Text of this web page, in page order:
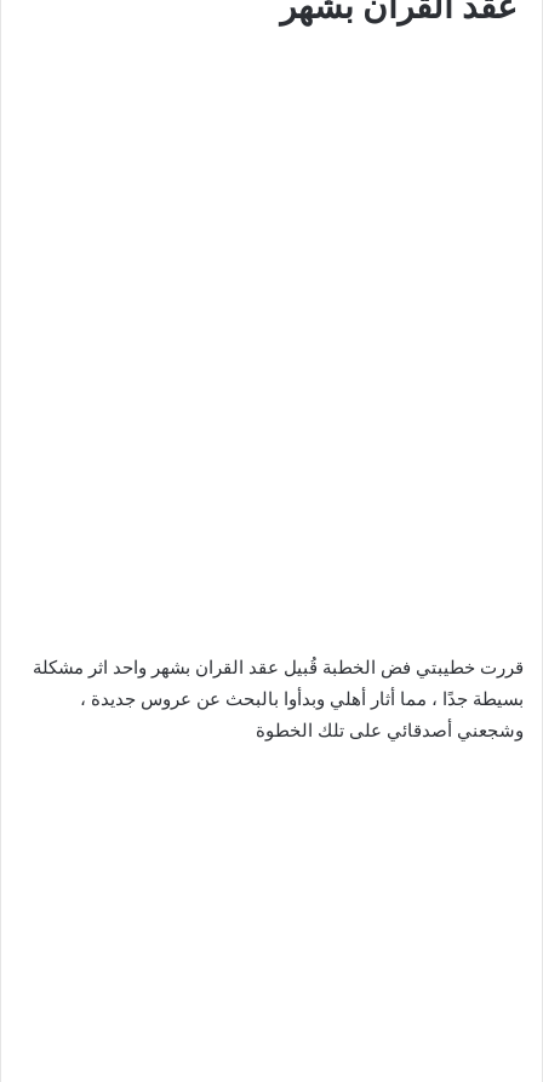
قررت خطيبتي فض الخطبة قُبيل عقد القران بشهر واحد اثر مشكلة
بسيطة جدًا ، مما أثار أهلي وبدأوا بالبحث عن عروس جديدة ،
وشجعني أصدقائي على تلك الخطوة